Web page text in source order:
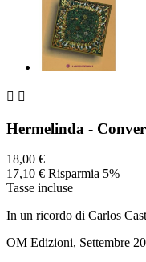
 
Hermelinda -
18,00 €
17,10 € Risparmia 5%
Tasse incluse
In un ricordo di Carlos
OM Edizioni, Settembre